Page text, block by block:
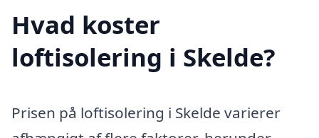
Hvad koster
loftisolering i Skelde?
Prisen på loftisolering i Skelde varierer